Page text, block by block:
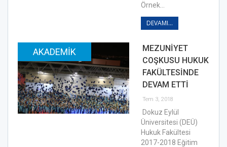
Örnek…
DEVAMI...
AKADEMIK
MEZUNİYET
COŞKUSU HUKUK
FAKÜLTESİNDE
DEVAM ETTİ
Tem 3, 2018
Dokuz Eylül
Üniversitesi (DEÜ)
Hukuk Fakültesi
2017-2018 Eğitim